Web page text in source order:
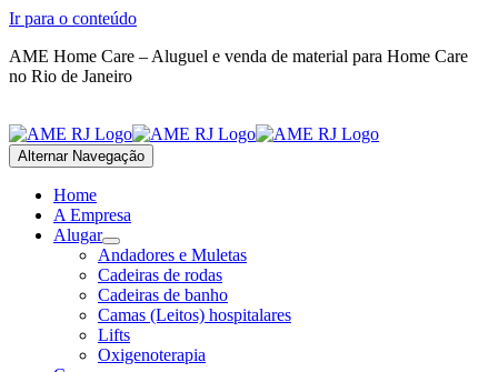
Ir para o conteúdo
AME Home Care – Aluguel e venda de material para Home Care
no Rio de Janeiro
Alternar Navegação
Home
A Empresa
Alugar
Andadores e Muletas
Cadeiras de rodas
Cadeiras de banho
Camas (Leitos) hospitalares
Lifts
Oxigenoterapia